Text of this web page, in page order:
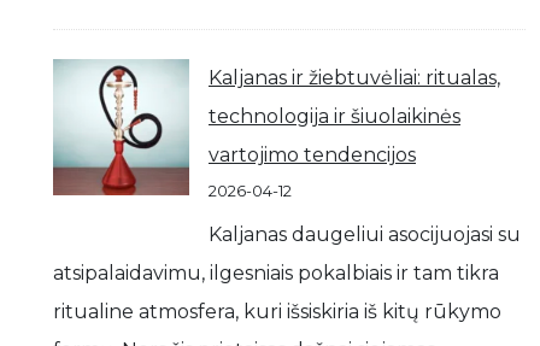
Kaljanas ir žiebtuvėliai: ritualas,
technologija ir šiuolaikinės
vartojimo tendencijos
2026-04-12
Kaljanas daugeliui asocijuojasi su
atsipalaidavimu, ilgesniais pokalbiais ir tam tikra
ritualine atmosfera, kuri išsiskiria iš kitų rūkymo